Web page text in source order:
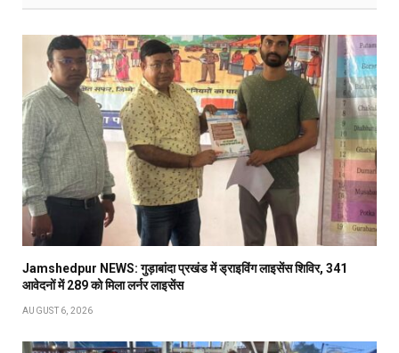
Jamshedpur NEWS: गुड़ाबांदा प्रखंड में ड्राइविंग लाइसेंस शिविर, 341
आवेदनों में 289 को मिला लर्नर लाइसेंस
AUGUST 6, 2026